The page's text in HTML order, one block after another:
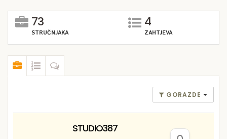
73
STRUČNJAKA
4
ZAHTJEVA
GORAZDE
STUDIO387